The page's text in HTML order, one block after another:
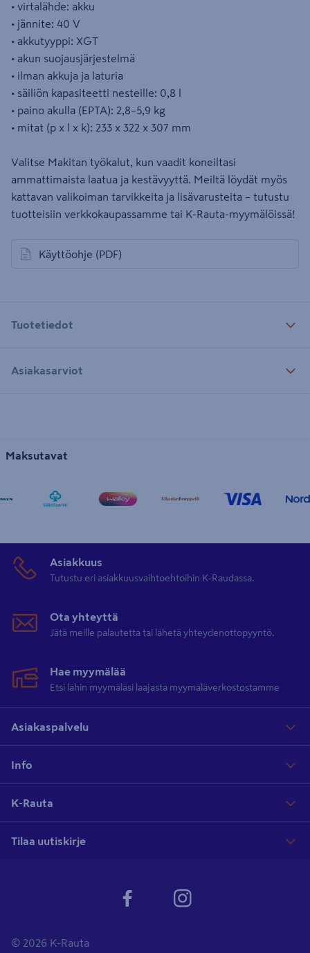
• virtalähde: akku
• jännite: 40 V
• akkutyyppi: XGT
• akun suojausjärjestelmä
• ilman akkuja ja laturia
• säiliön kapasiteetti nesteille: 0,8 l
• paino akulla (EPTA): 2,8–5,9 kg
• mitat (p x l x k): 233 x 322 x 307 mm
Valitse Makitan työkalut, kun vaadit koneiltasi
ammattimaista laatua ja kestävyyttä. Meiltä löydät myös
kattavan valikoiman tarvikkeita ja lisävarusteita – tutustu
tuotteisiin verkkokaupassamme tai K-Rauta-myymälöissä!
Käyttöohje (PDF)
avautuu uuteen välilehteen
Tuotetiedot
Asiakasarviot
Maksutavat
Asiakkuus
Tutustu eri asiakkuusvaihtoehtoihin K-Raudassa.
Ota yhteyttä
Jätä meille palautetta tai lähetä yhteydenottopyyntö.
Hae myymälää
Etsi lähin myymäläsi laajasta myymäläverkostostamme
Asiakaspalvelu
Info
K-Rauta
Tilaa uutiskirje
© 2026 K-Rauta